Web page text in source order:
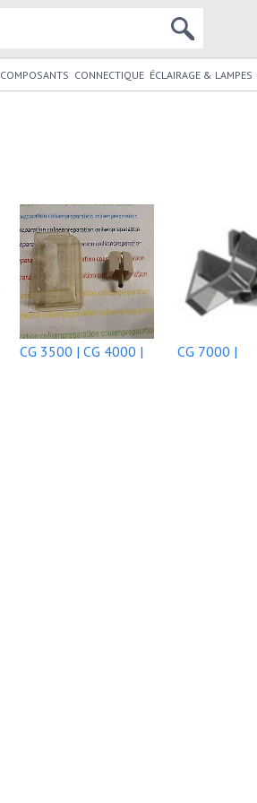
COMPOSANTS CONNECTIQUE ÉCLAIRAGE & LAMPES
CG 3500 | CG 4000 | CG 7000 |